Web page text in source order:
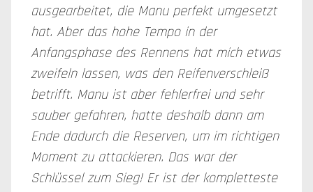
ausgearbeitet, die Manu perfekt umgesetzt
hat. Aber das hohe Tempo in der
Anfangsphase des Rennens hat mich etwas
zweifeln lassen, was den Reifenverschleiß
betrifft. Manu ist aber fehlerfrei und sehr
sauber gefahren, hatte deshalb dann am
Ende dadurch die Reserven, um im richtigen
Moment zu attackieren. Das war der
Schlüssel zum Sieg! Er ist der kompletteste